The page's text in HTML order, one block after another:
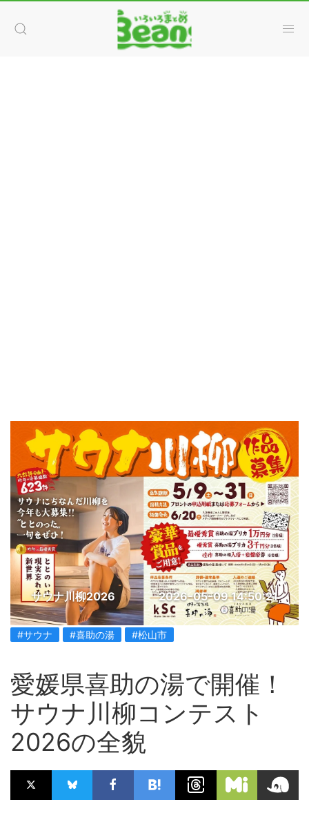
サウナ川柳2026 2026-05-09 14:50:21
#サウナ #喜助の湯 #松山市
愛媛県喜助の湯で開催！
サウナ川柳コンテスト
2026の全貌